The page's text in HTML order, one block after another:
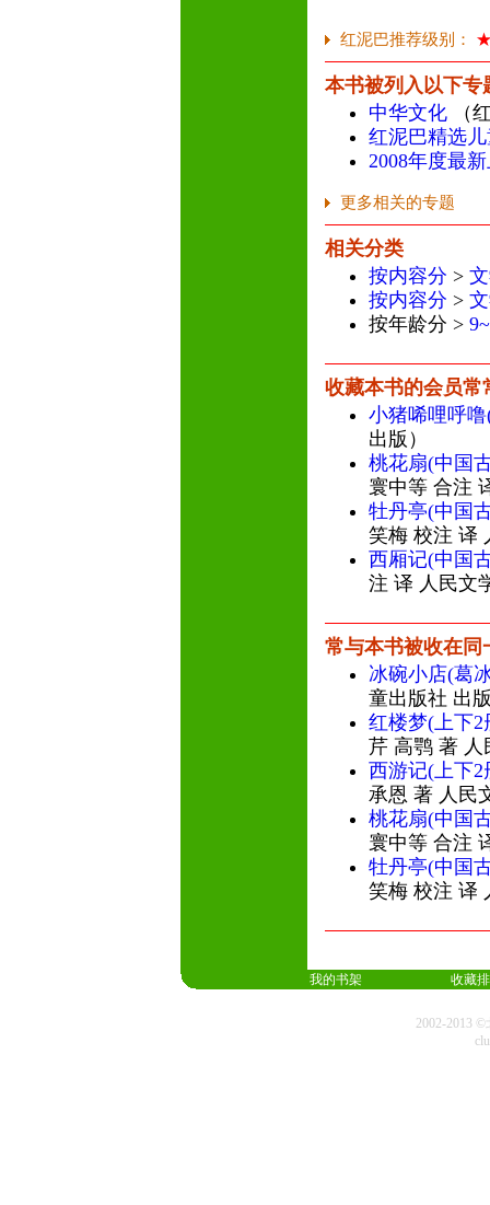
红泥巴推荐级别：
本书被列入以下专
中华文化 （
红泥巴精选
2008年度最
更多相关的专题
相关分类
按内容分 >
按内容分 >
按年龄分 >
收藏本书的会员常
小猪唏哩呼
出版）
桃花扇(中国
寰中等 合注
牡丹亭(中国
笑梅 校注 译
西厢记(中国
注 译 人民文
常与本书被收在同
冰碗小店(葛
童出版社 出
红楼梦(上下2
芹 高鹗 著 人
西游记(上下
承恩 著 人民
桃花扇(中国
寰中等 合注
牡丹亭(中国
笑梅 校注 译
我的书架 收藏
2002-2013